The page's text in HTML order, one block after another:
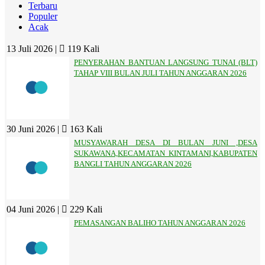
Terbaru
Populer
Acak
13 Juli 2026 | 119 Kali
PENYERAHAN BANTUAN LANGSUNG TUNAI (BLT)
TAHAP VIII BULAN JULI TAHUN ANGGARAN 2026
30 Juni 2026 | 163 Kali
MUSYAWARAH DESA DI BULAN JUNI ,DESA
SUKAWANA,KECAMATAN KINTAMANI,KABUPATEN
BANGLI TAHUN ANGGARAN 2026
04 Juni 2026 | 229 Kali
PEMASANGAN BALIHO TAHUN ANGGARAN 2026